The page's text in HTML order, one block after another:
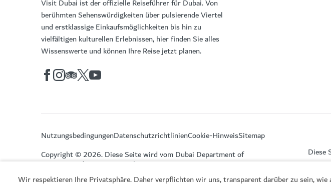
Wir respektieren Ihre Privatsphäre. Daher verpflichten wir uns, transparent darüber zu sein,
Visit Dubai ist der offizielle Reiseführer für Dubai. Von
berühmten Sehenswürdigkeiten über pulsierende Viertel
und erstklassige Einkaufsmöglichkeiten bis hin zu
vielfältigen kulturellen Erlebnissen, hier finden Sie alles
Wissenswerte und können Ihre Reise jetzt planen.
NutzungsbedingungenDatenschutzrichtlinienCookie-HinweisSitemap
Copyright © 2026. Diese Seite wird vom Dubai Department of
Economy and Tourism verwaltet.
Diese